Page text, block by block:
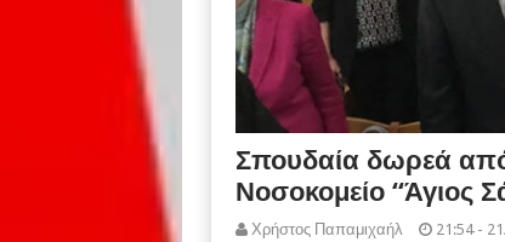
Σπουδαία δωρεά
Νοσοκομείο “Άγιος
Χρήστος Παπαμιχαήλ 21:54 -